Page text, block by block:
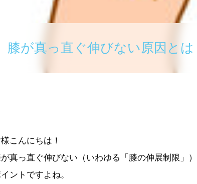
膝が真っ直ぐ伸びない原因とは
こんにちは！
真っ直ぐ伸びない（いわゆる「膝の伸展制限」
ントですよね。